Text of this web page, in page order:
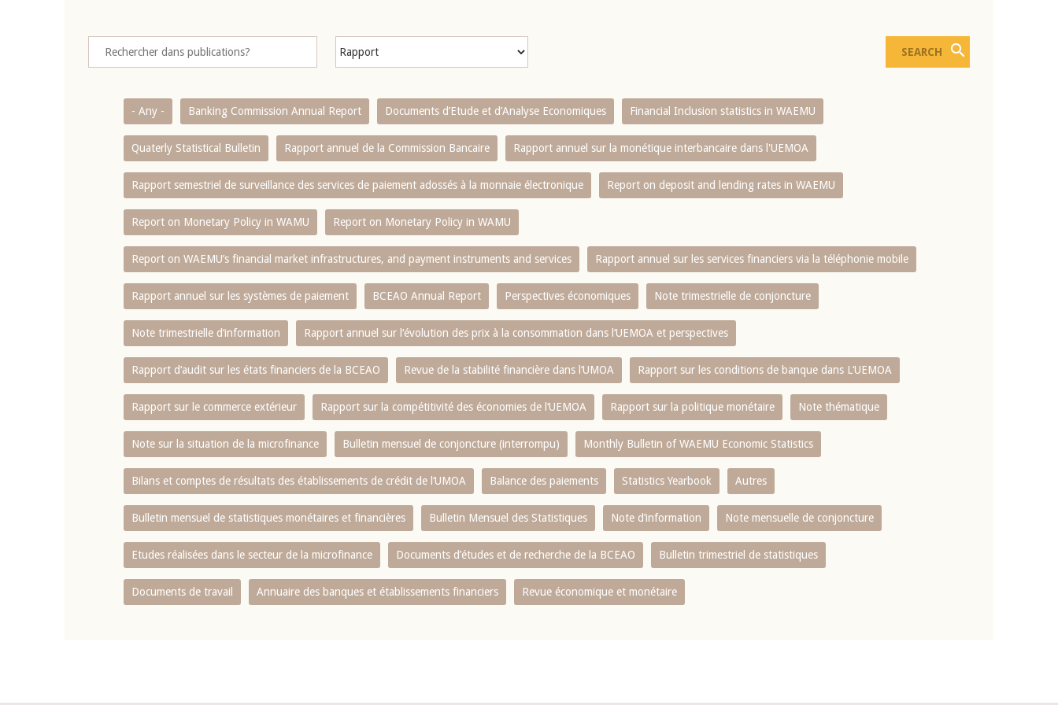
- Any - Banking Commission Annual Report Documents d’Etude et d’Analyse Economiques Financial Inclusion statistics in WAEMU
Quaterly Statistical Bulletin Rapport annuel de la Commission Bancaire Rapport annuel sur la monétique interbancaire dans l'UEMOA
Rapport semestriel de surveillance des services de paiement adossés à la monnaie électronique Report on deposit and lending rates in WAEMU
Report on Monetary Policy in WAMU Report on Monetary Policy in WAMU
Report on WAEMU’s financial market infrastructures, and payment instruments and services Rapport annuel sur les services financiers via la téléphonie mobile
Rapport annuel sur les systèmes de paiement BCEAO Annual Report Perspectives économiques Note trimestrielle de conjoncture
Note trimestrielle d‘information Rapport annuel sur l‘évolution des prix à la consommation dans l‘UEMOA et perspectives
Rapport d‘audit sur les états financiers de la BCEAO Revue de la stabilité financière dans l‘UMOA Rapport sur les conditions de banque dans L‘UEMOA
Rapport sur le commerce extérieur Rapport sur la compétitivité des économies de l‘UEMOA Rapport sur la politique monétaire Note thématique
Note sur la situation de la microfinance Bulletin mensuel de conjoncture (interrompu) Monthly Bulletin of WAEMU Economic Statistics
Bilans et comptes de résultats des établissements de crédit de l‘UMOA Balance des paiements Statistics Yearbook Autres
Bulletin mensuel de statistiques monétaires et financières Bulletin Mensuel des Statistiques Note d’information Note mensuelle de conjoncture
Etudes réalisées dans le secteur de la microfinance Documents d’études et de recherche de la BCEAO Bulletin trimestriel de statistiques
Documents de travail Annuaire des banques et établissements financiers Revue économique et monétaire